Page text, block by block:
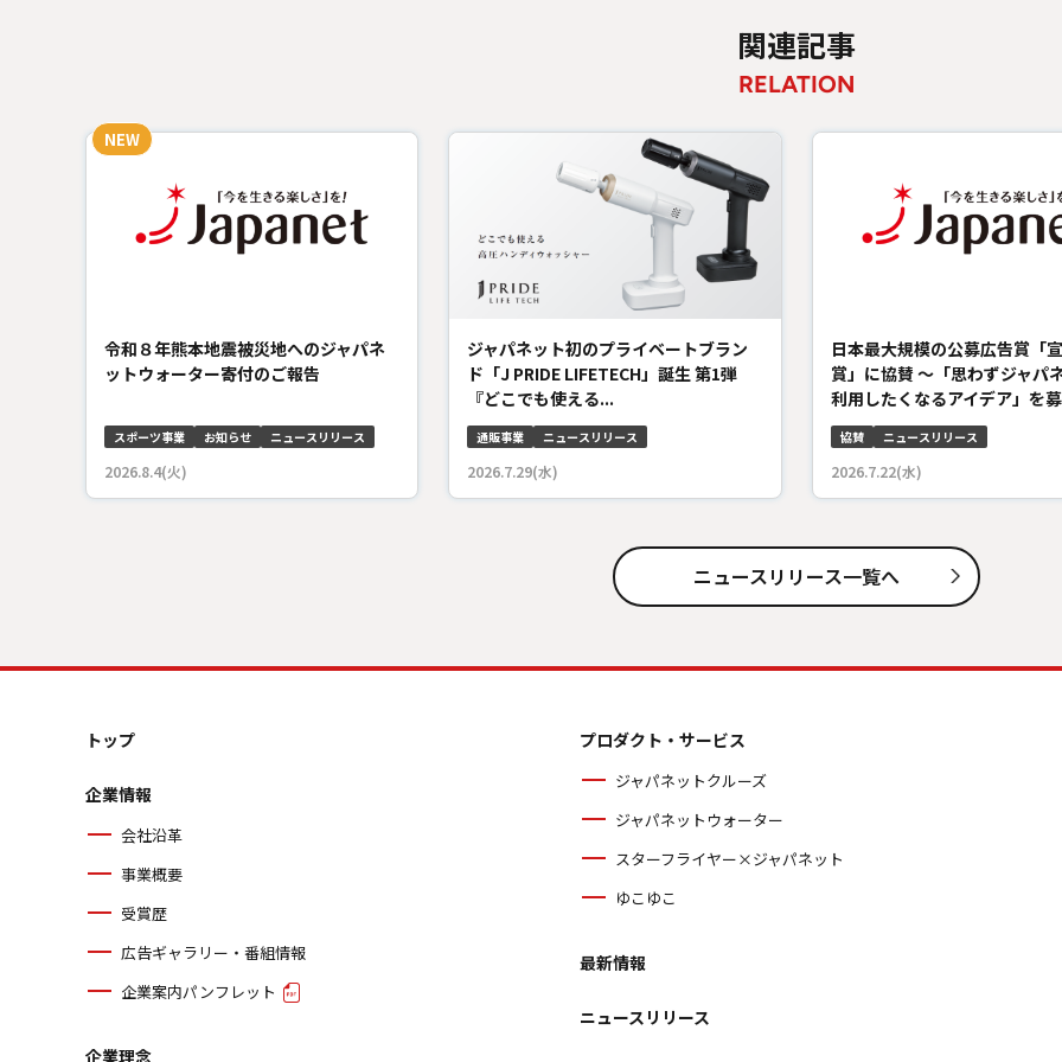
関連記事
RELATION
令和８年熊本地震被災地へのジャパネ
ットウォーター寄付のご報告
スポーツ事業 お知らせ ニュースリリース
2026.8.4(火)
ジャパネット初のプライベートブラン
ド「J PRIDE LIFETECH」誕生 第1弾
『どこでも使える...
通販事業 ニュースリリース
2026.7.29(水)
日本最大規模の公募広告賞「
賞」に協賛 ～「思わずジャパ
利用したくなるアイデア」を
協賛 ニュースリリース
2026.7.22(水)
ニュースリリース一覧へ
トップ
企業情報
会社沿革
事業概要
受賞歴
広告ギャラリー・番組情報
企業案内パンフレット
企業理念
プロダクト・サービス
ジャパネットクルーズ
ジャパネットウォーター
スターフライヤー×ジャパネット
ゆこゆこ
最新情報
ニュースリリース